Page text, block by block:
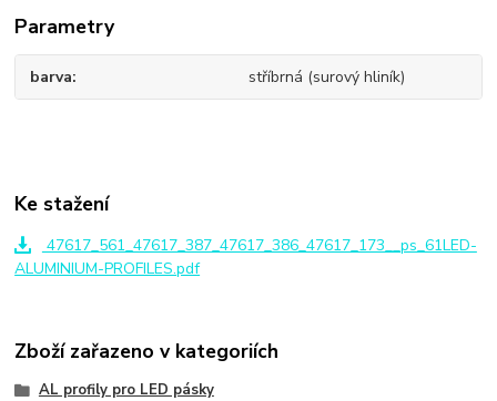
Parametry
barva stříbrná (surový hliník)
Ke stažení
47617_561_47617_387_47617_386_47617_173__ps_61LED-
ALUMINIUM-PROFILES.pdf
Zboží zařazeno v kategoriích
AL profily pro LED pásky